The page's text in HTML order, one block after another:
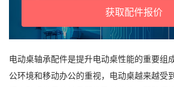
获取配件报价
电动桌轴承配件是提升电动桌性能的重要组
公环境和移动办公的重视，电动桌越来越受